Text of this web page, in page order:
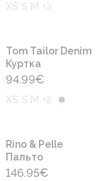
XS S M +3
Tom Tailor Denim
Куртка
94.99€
XS S M +2
Rino & Pelle
Пальто
146.95€